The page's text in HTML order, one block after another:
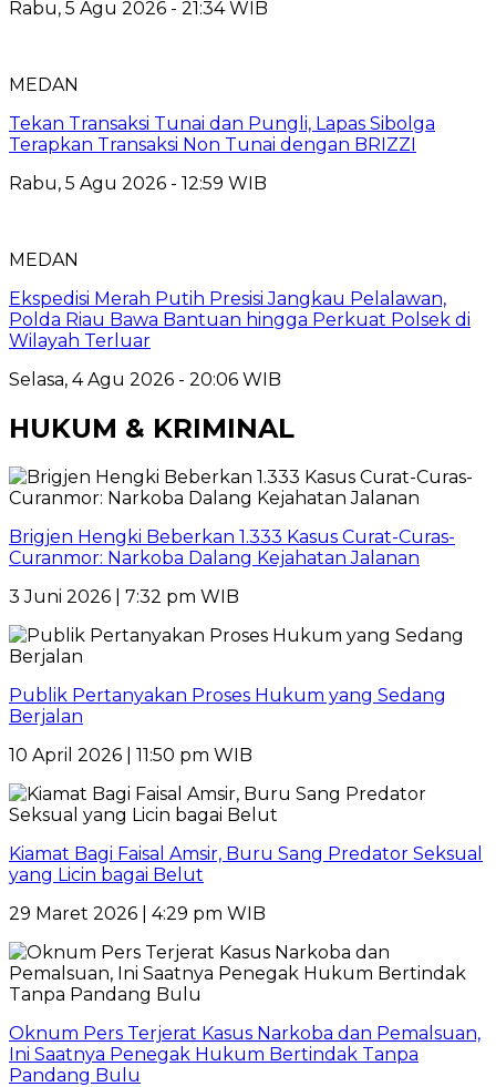
Rabu, 5 Agu 2026 - 21:34 WIB
MEDAN
Tekan Transaksi Tunai dan Pungli, Lapas Sibolga
Terapkan Transaksi Non Tunai dengan BRIZZI
Rabu, 5 Agu 2026 - 12:59 WIB
MEDAN
Ekspedisi Merah Putih Presisi Jangkau Pelalawan,
Polda Riau Bawa Bantuan hingga Perkuat Polsek di
Wilayah Terluar
Selasa, 4 Agu 2026 - 20:06 WIB
HUKUM & KRIMINAL
Brigjen Hengki Beberkan 1.333 Kasus Curat-Curas-
Curanmor: Narkoba Dalang Kejahatan Jalanan
3 Juni 2026 | 7:32 pm WIB
Publik Pertanyakan Proses Hukum yang Sedang
Berjalan
10 April 2026 | 11:50 pm WIB
Kiamat Bagi Faisal Amsir, Buru Sang Predator Seksual
yang Licin bagai Belut
29 Maret 2026 | 4:29 pm WIB
Oknum Pers Terjerat Kasus Narkoba dan Pemalsuan,
Ini Saatnya Penegak Hukum Bertindak Tanpa
Pandang Bulu